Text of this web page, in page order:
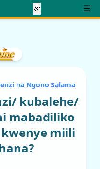
🎉 ☰
na Ngono Salama
kubalehe/
mabadiliko
miili